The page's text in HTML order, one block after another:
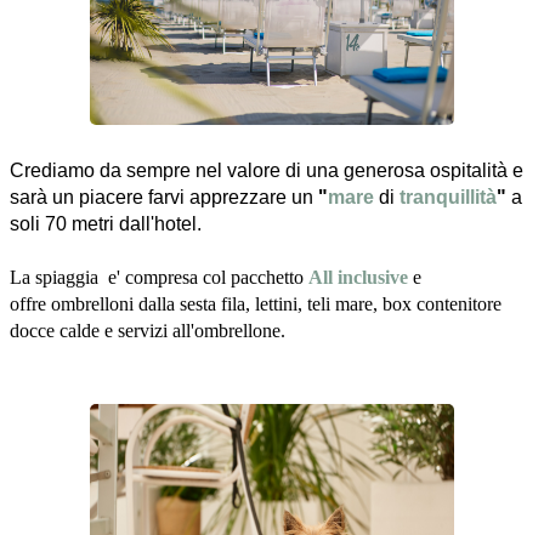
Crediamo da sempre nel valore di una generosa ospitalità e
sarà un piacere farvi apprezzare un "mare di tranquillità" a
soli 70 metri dall'hotel.
La spiaggia e' compresa col pacchetto All inclusive e
offre ombrelloni dalla sesta fila, lettini, teli mare, box contenitore
docce calde e servizi all'ombrellone.